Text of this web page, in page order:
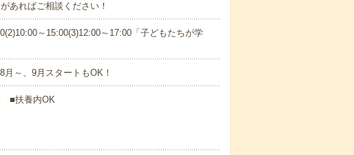
あればご相談ください！
～15:00(3)12:00～17:00「子どもたちが学
～、9月スタートもOK！
■扶養内OK